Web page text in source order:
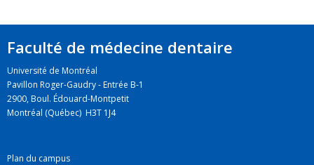
Faculté de médecine dentaire
Université de Montréal
Pavillon Roger-Gaudry - Entrée B-1
2900, Boul. Édouard-Montpetit
Montréal (Québec) H3T 1J4
Plan du campus